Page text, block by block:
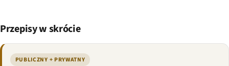
Przepisy w skrócie
PUBLICZNY + PRYWATNY